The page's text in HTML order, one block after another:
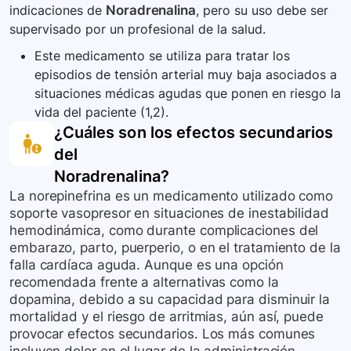
administrado por profesionales de la salud
calificados en un entorno hospitalario.
indicaciones de Noradrenalina, pero su uso debe ser
supervisado por un profesional de la salud.
Este medicamento se utiliza para tratar los
episodios de tensión arterial muy baja asociados a
situaciones médicas agudas que ponen en riesgo la
vida del paciente (1,2).
¿Cuáles son los efectos secundarios
del
Noradrenalina?
La norepinefrina es un medicamento utilizado como
soporte vasopresor en situaciones de inestabilidad
hemodinámica, como durante complicaciones del
embarazo, parto, puerperio, o en el tratamiento de la
falla cardíaca aguda. Aunque es una opción
recomendada frente a alternativas como la
dopamina, debido a su capacidad para disminuir la
mortalidad y el riesgo de arritmias, aún así, puede
provocar efectos secundarios. Los más comunes